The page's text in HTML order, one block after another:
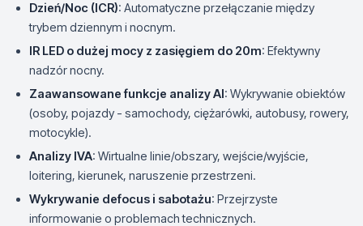
Dzień/Noc (ICR): Automatyczne przełączanie między
trybem dziennym i nocnym.
IR LED o dużej mocy z zasięgiem do 20m: Efektywny
nadzór nocny.
Zaawansowane funkcje analizy AI: Wykrywanie obiektów
(osoby, pojazdy - samochody, ciężarówki, autobusy, rowery,
motocykle).
Analizy IVA: Wirtualne linie/obszary, wejście/wyjście,
loitering, kierunek, naruszenie przestrzeni.
Wykrywanie defocus i sabotażu: Przejrzyste
informowanie o problemach technicznych.